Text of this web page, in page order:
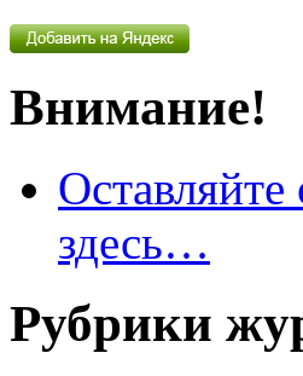
Внимание!
здесь…
Рубрики